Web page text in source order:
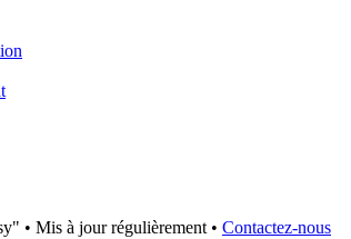
• Mis à jour régulièrement • Contactez-nous